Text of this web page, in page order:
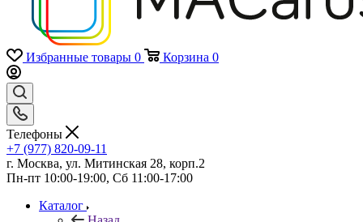
Избранные товары 0 Корзина 0
Телефоны
+7 (977) 820-09-11
г. Москва, ул. Митинская 28, корп.2
Пн-пт 10:00-19:00, Сб 11:00-17:00
Каталог